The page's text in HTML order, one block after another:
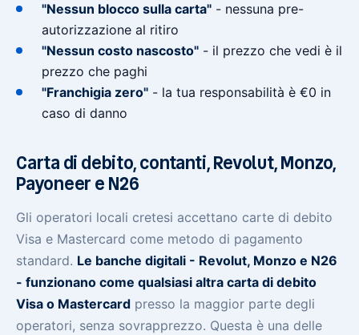
"Nessun blocco sulla carta" - nessuna pre-
autorizzazione al ritiro
"Nessun costo nascosto" - il prezzo che vedi è il
prezzo che paghi
"Franchigia zero" - la tua responsabilità è €0 in
caso di danno
Carta di debito, contanti, Revolut, Monzo,
Payoneer e N26
Gli operatori locali cretesi accettano carte di debito
Visa e Mastercard come metodo di pagamento
standard. Le banche digitali - Revolut, Monzo e N26
- funzionano come qualsiasi altra carta di debito
Visa o Mastercard presso la maggior parte degli
operatori, senza sovrapprezzo. Questa è una delle